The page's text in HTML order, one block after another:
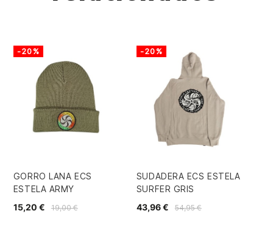
GORRO LANA ECS
ESTELA ARMY
19,00 €
15,20 €
-20%
SUDADERA ECS ESTELA
SURFER GRIS
54,95 €
43,96 €
-20%